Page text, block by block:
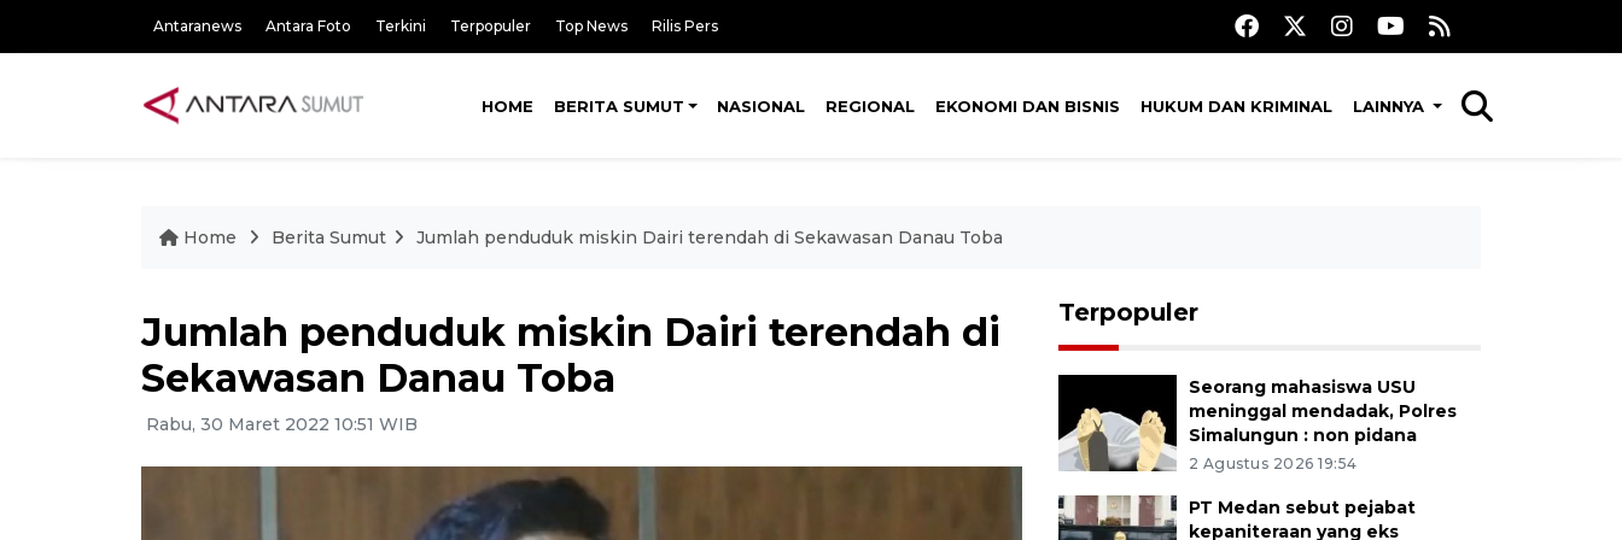
Antaranews Antara Foto Terkini Terpopuler Top News Rilis Pers
HOME BERITA SUMUT NASIONAL REGIONAL EKONOMI DAN BISNIS HUKUM DAN KRIMINAL LAINNYA
Home Berita Sumut Jumlah penduduk miskin Dairi terendah di Sekawasan Danau Toba
Jumlah penduduk miskin Dairi terendah di
Sekawasan Danau Toba
Rabu, 30 Maret 2022 10:51 WIB
Terpopuler
Seorang mahasiswa USU
meninggal mendadak, Polres
Simalungun : non pidana
2 Agustus 2026 19:54
PT Medan sebut pejabat
kepaniteraan yang eks